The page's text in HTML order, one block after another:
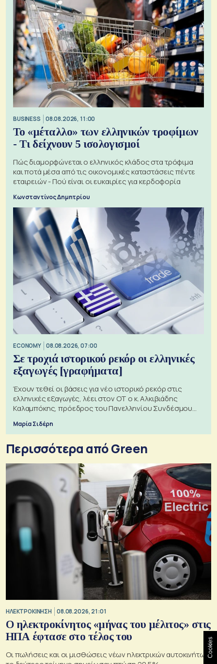
BUSINESS 08.08.2026, 11:00
Το «μέταλλο» των ελληνικών τροφίμων
- Τι δείχνουν 5 ισολογισμοί
Πώς διαμορφώνεται ο ελληνικός κλάδος στα τρόφιμα
και ποτά μέσα από τις οικονομικές καταστάσεις πέντε
εταιρειών - Πού είναι οι ευκαιρίες για κερδοφορία
Κωνσταντίνος Δημητρίου
ECONOMY 08.08.2026, 07:00
Σε τροχιά ιστορικού ρεκόρ οι ελληνικές
εξαγωγές [γραφήματα]
Έχουν τεθεί οι βάσεις για νέο ιστορικό ρεκόρ στις
ελληνικές εξαγωγές, λέει στον ΟΤ ο κ. Αλκιβιάδης
Καλαμπόκης, πρόεδρος του Πανελληνίου Συνδέσμου
Μαρία Σιδέρη
Περισσότερα από Green
ΗΛΕΚΤΡΟΚΙΝΗΣΗ 08.08.2026, 21:01
Ο ηλεκτροκίνητος «μήνας του μέλιτος» στις
ΗΠΑ έφτασε στο τέλος του
Οι πωλήσεις και οι μισθώσεις νέων ηλεκτρικών αυτοκινήτωνCookies